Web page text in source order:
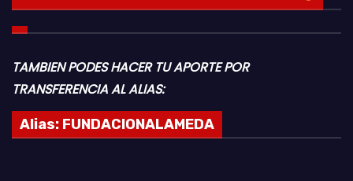
TAMBIEN PODES HACER TU APORTE POR
TRANSFERENCIA AL ALIAS:
Alias: FUNDACIONALAMEDA